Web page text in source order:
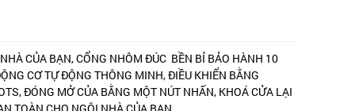
CỦA BẠN, CỔNG NHÔM ĐÚC BỀN BỈ BẢO HÀNH 10
CƠ TỰ ĐỘNG THÔNG MINH, ĐIỀU KHIỂN BẰNG
ĐÓNG MỞ CỦA BẰNG MỘT NÚT NHẤN, KHOÁ CỬA LẠI